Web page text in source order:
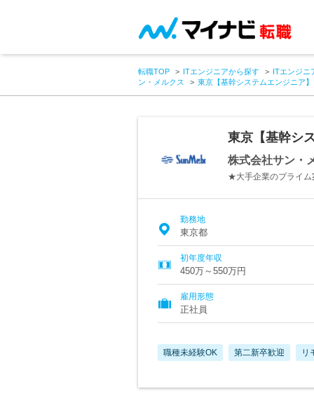
転職TOP ITエンジニアから探す
ITエンジニ
ン・メルクス
東京【基幹システムエンジニア
東京【基幹シ
株式会社サン・
★大手企業のプライ
勤務地
東京都
初年度年収
450万～550万円
雇用形態
正社員
職種未経験OK 第二新卒歓迎 リ